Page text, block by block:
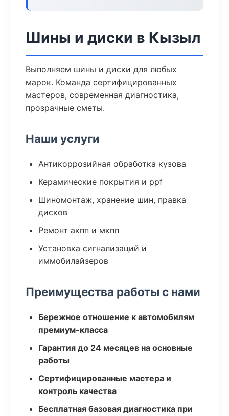
Шины и диски в Кызыл
Выполняем шины и диски для любых
марок. Команда сертифицированных
мастеров, современная диагностика,
прозрачные сметы.
Наши услуги
Антикоррозийная обработка кузова
Керамические покрытия и ppf
Шиномонтаж, хранение шин, правка
дисков
Ремонт акпп и мкпп
Установка сигнализаций и
иммобилайзеров
Преимущества работы с нами
Бережное отношение к автомобилям
премиум-класса
Гарантия до 24 месяцев на основные
работы
Сертифицированные мастера и
контроль качества
Бесплатная базовая диагностика при